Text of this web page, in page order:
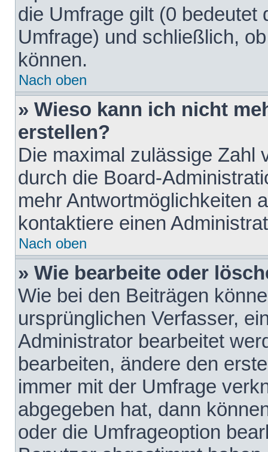
die Umfrage gilt (0 bedeutet
Umfrage) und schließlich,
können.
Nach oben
» Wieso kann ich nicht
erstellen?
Die maximal zulässige Zahl
durch die Board-
mehr Antwortmöglichkeiten
kontaktiere einen
Nach oben
» Wie bearbeite oder
Wie bei den Beiträgen
ursprünglichen Verfasser,
Administrator bearbeitet
bearbeiten, ändere den
immer mit der Umfrage
abgegeben hat, dann
oder die Umfrageoption